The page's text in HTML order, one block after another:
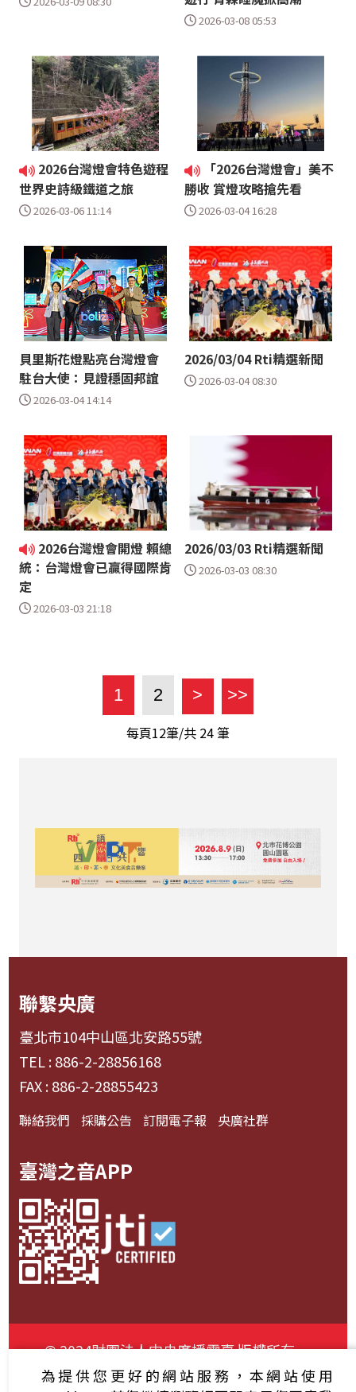
2026-03-08 05:53
2026台灣燈會特色遊程
世界史詩級鐵道之旅
2026-03-06 11:14
「2026台灣燈會」美不
勝收 賞燈攻略搶先看
2026-03-04 16:28
貝里斯花燈點亮台灣燈會
駐台大使：見證穩固邦誼
2026-03-04 14:14
2026/03/04 Rti精選新聞
2026-03-04 08:30
2026台灣燈會開燈 賴總
統：台灣燈會已贏得國際肯
定
2026-03-03 21:18
2026/03/03 Rti精選新聞
2026-03-03 08:30
1 2 > >>
每頁12筆/共 24筆
聯繫央廣
臺北市104中山區北安路55號
TEL : 886-2-28856168
FAX : 886-2-28855423
聯絡我們 採購公告 訂閱電子報 央廣社群
臺灣之音APP
© 2024財團法人中央廣播電臺 版權所有
資通安全政策聲明
服務條款 隱私權條款
為提供您更好的網站服務，本網站使用